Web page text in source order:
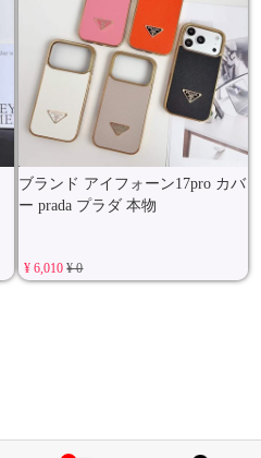
ブランド アイフォーン17pro カバ
ー prada プラダ 本物
¥ 6,010¥ 0